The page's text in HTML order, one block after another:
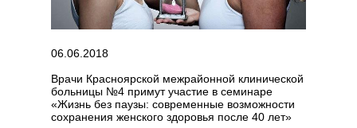
06.06.2018
Врачи Красноярской межрайонной клинической
больницы №4 примут участие в семинаре
«Жизнь без паузы: современные возможности
сохранения женского здоровья после 40 лет»